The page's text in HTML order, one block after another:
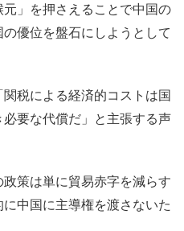
」を押さえることで中国の
優位を盤石にしようとして
税による経済的コストは国
要な代償だ」と主張する声
策は単に貿易赤字を減らす
中国に主導権を渡さないた